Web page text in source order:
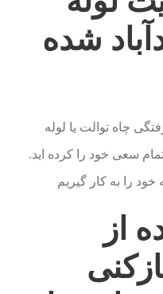
شده
چاه توالت یا لوله
سعی خود را کرده اید.
را به کار گیریم
از